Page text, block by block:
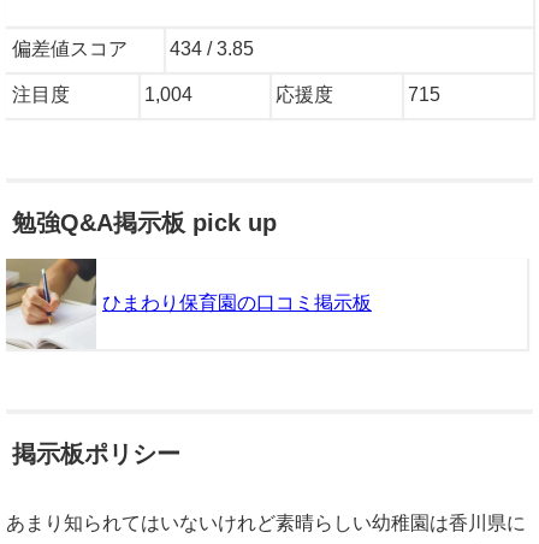
偏差値スコア 434 / 3.85
注目度 1,004 応援度 715
勉強Q&A掲示板 pick up
ひまわり保育園の口コミ掲示板
掲示板ポリシー
あまり知られてはいないけれど素晴らしい幼稚園は香川県に